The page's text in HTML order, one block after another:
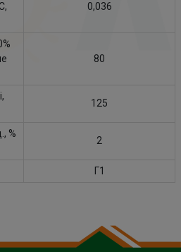
0,036
80
125
%
2
Г1